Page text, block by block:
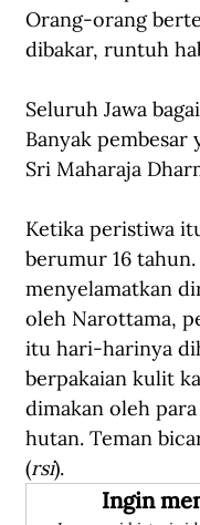
Orang-orang
dibakar, runtuh
Seluruh Jawa
Banyak pembesar
Sri Maharaja
Ketika peristiwa
berumur 16
menyelamatkan
oleh Narottama,
itu hari-harinya
berpakaian kulit
dimakan oleh
hutan. Teman
(rsi).
Ingin